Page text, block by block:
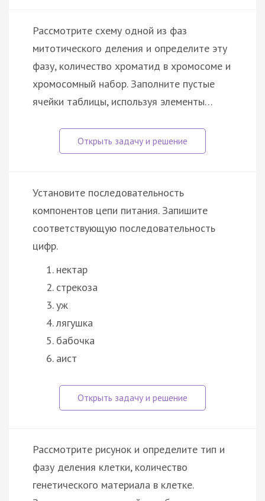
Рассмотрите схему одной из фаз
митотического деления и определите эту
фазу, количество хроматид в хромосоме и
хромосомный набор. Заполните пустые
ячейки таблицы, используя элементы…
Установите последовательность
компонентов цепи питания. Запишите
соответствующую последовательность
цифр.
нектар
стрекоза
уж
лягушка
бабочка
аист
Рассмотрите рисунок и определите тип и
фазу деления клетки, количество
генетического материала в клетке.